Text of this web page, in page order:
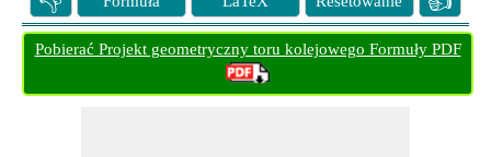
Pobierać Projekt geometryczny toru kolejowego Formuły PDF